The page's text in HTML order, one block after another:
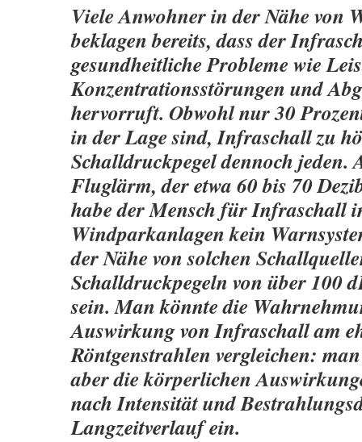
Viele Anwohner in der Nähe von
beklagen bereits, dass der
gesundheitliche Probleme wie
Konzentrationsstörungen und
hervorruft. Obwohl nur 30
in der Lage sind, Infraschall zu
Schalldruckpegel dennoch jeden.
Fluglärm, der etwa 60 bis 70
habe der Mensch für Infraschall
Windparkanlagen kein
der Nähe von solchen
Schalldruckpegeln von über 100
sein. Man könnte die
Auswirkung von Infraschall am
Röntgenstrahlen vergleichen:
aber die körperlichen
nach Intensität und
Langzeitverlauf ein.